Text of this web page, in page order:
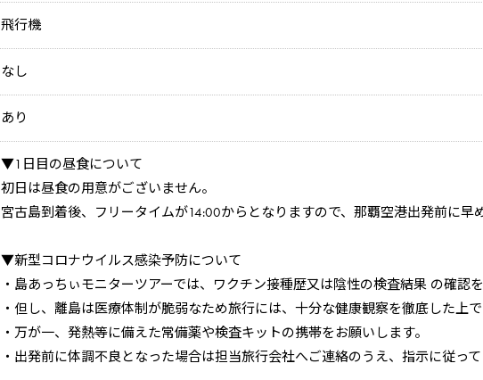
飛行機
なし
あり
▼1日目の昼食について
初日は昼食の用意がございません。
宮古島到着後、フリータイムが14:00からとなりますので、那覇空港出発前に
▼新型コロナウイルス感染予防について
・島あっちぃモニターツアーでは、ワクチン接種歴又は陰性の検査結果 の確認
・但し、離島は医療体制が脆弱なため旅行には、十分な健康観察を徹底した上
・万が一、発熱等に備えた常備薬や検査キットの携帯をお願いします。
・出発前に体調不良となった場合は担当旅行会社へご連絡のうえ、指示に従っ